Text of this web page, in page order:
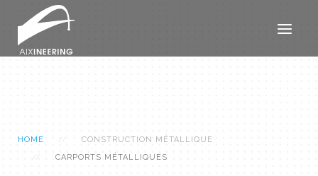
HOME
CONSTRUCTION MÉTALLIQUE
CARPORTS MÉTALLIQUES